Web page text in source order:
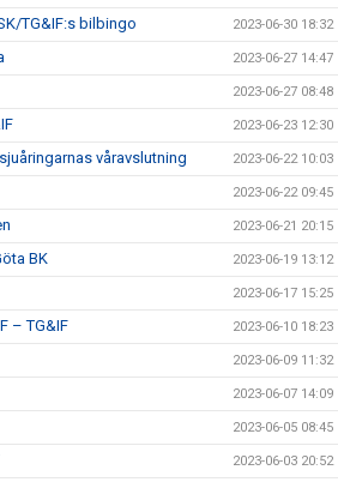
TG&IF:s bilbingo 2023-06-30 18:32
2023-06-27 14:47
2023-06-27 08:48
2023-06-23 12:30
våravslutning 2023-06-22 10:03
2023-06-22 09:45
2023-06-21 20:15
BK 2023-06-19 13:12
2023-06-17 15:25
– TG&IF 2023-06-10 18:23
2023-06-09 11:32
2023-06-07 14:09
2023-06-05 08:45
2023-06-03 20:52